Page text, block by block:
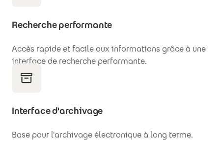
Recherche performante
Accès rapide et facile aux informations grâce à une
interface de recherche performante.
Interface d'archivage
Base pour l'archivage électronique à long terme.